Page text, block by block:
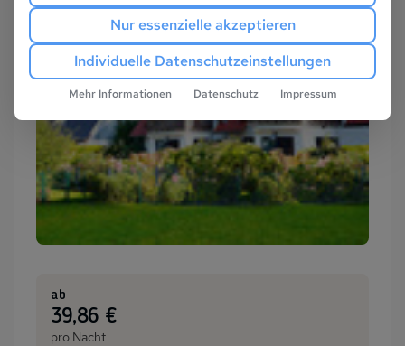
ab
:39,86 €
pro Nacht
Nur essenzielle akzeptieren
Individuelle Datenschutzeinstellungen
Mehr Informationen Datenschutz Impressum